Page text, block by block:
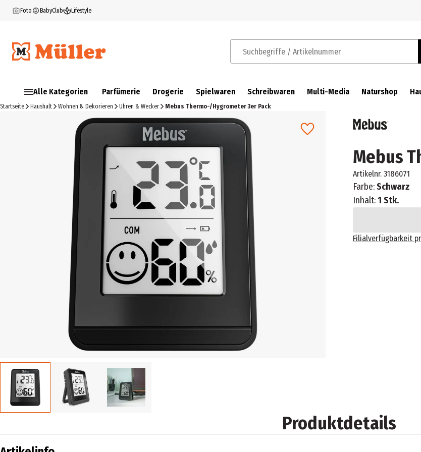
Foto BabyClub Lifestyle
Suchbegriffe / Artikelnummer
Alle Kategorien Parfümerie Drogerie Spielwaren Schreibwaren Multi-Media Naturshop
Startseite Haushalt Wohnen & Dekorieren Uhren & Wecker Mebus Thermo-/Hygrometer 3er Pack
Mebus
Artikelnr. 3186071
Farbe:Schwarz
Inhalt:1 Stk.
Filialverfügbarkeit
Produktdetails